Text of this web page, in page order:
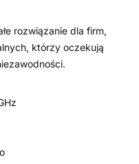
rozwiązanie dla firm,
którzy oczekują